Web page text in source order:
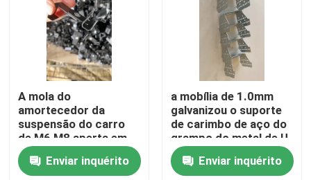
Casa
A mola do
amortecedor da
suspensão do carro
de M6 M8 aperta em
forma de L
Enviar inquérito
a mobília de 1.0mm
galvanizou o suporte
de carimbo de aço do
grampo do metal de U
Enviar inquérito